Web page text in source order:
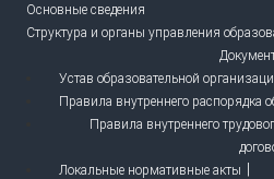
Основные сведения
Структура и органы управления
Устав образовательной
Правила внутреннего распорядка
Правила внутреннего
Локальные нормативные акты